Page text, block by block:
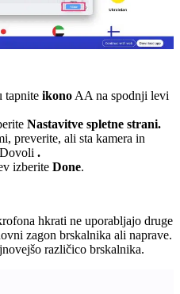
tapnite ikono AA na spodnji levi
Nastavitve spletne strani.
preverite, ali sta kamera in
.
izberite Done.
hkrati ne uporabljajo druge
zagon brskalnika ali naprave.
različico brskalnika.